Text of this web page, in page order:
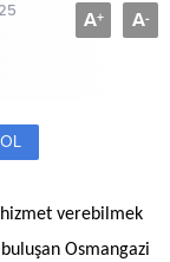
A+ A-
verebilmek
Osmangazi